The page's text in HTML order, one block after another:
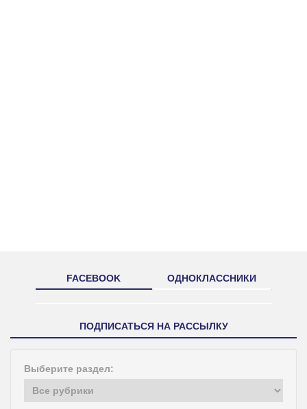
FACEBOOK ОДНОКЛАССНИКИ
ПОДПИСАТЬСЯ НА РАССЫЛКУ
Выберите раздел: